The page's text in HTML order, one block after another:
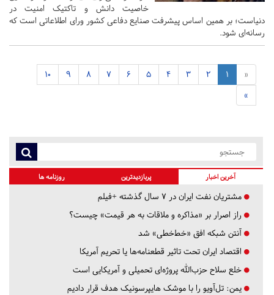
خاصیت دانش و تاکتیک امنیت در
دنیاست؛ بر همین اساس پیشرفت صنایع دفاعی کشور ورای اطلاعاتی است که
رسانه‌ای شود.
«
1
2
3
4
5
6
7
8
9
10
»
آخرین اخبار پربازدیدترین روزنامه ها
مشتریان نفت ایران در ۷ سال گذشته +فیلم
راز اصرار بر «مذاکره و ملاقات به هر قیمت» چیست؟
آنتن شبکه افق «خط‌خطی» شد
اقتصاد ایران تحت تاثیر قطعنامه‌ها یا تحریم‌ آمریکا
خلع سلاح حزب‌الله پروژه‌ای تحمیلی و آمریکایی است
یمن: تل‌آویو را با موشک هایپرسونیک هدف قرار دادیم